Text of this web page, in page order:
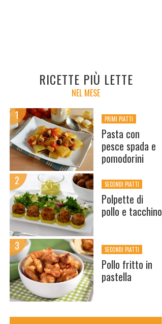
RICETTE PIÙ LETTE
NEL MESE
PRIMI PIATTI
Pasta con
pesce spada e
pomodorini
SECONDI PIATTI
Polpette di
pollo e tacchino
SECONDI PIATTI
Pollo fritto in
pastella